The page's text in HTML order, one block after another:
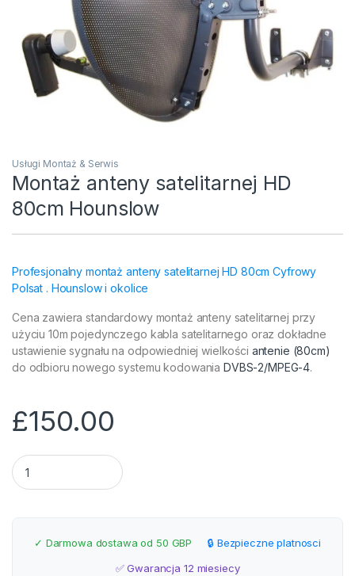
Usługi Montaż & Serwis
Montaż anteny satelitarnej HD
80cm Hounslow
Profesjonalny montaż anteny satelitarnej HD 80cm Cyfrowy
Polsat . Hounslow i okolice
Cena zawiera standardowy montaż anteny satelitarnej przy
użyciu 10m pojedynczego kabla satelitarnego oraz dokładne
ustawienie sygnału na odpowiedniej wielkości antenie (80cm)
do odbioru nowego systemu kodowania DVBS-2/MPEG-4.
£150.00
Montaż anteny satelitarnej HD 80cm Hounslow quantity
✓ Darmowa dostawa od 50 GBP
🔒 Bezpieczne platnosci
✅ Gwarancja 12 miesiecy